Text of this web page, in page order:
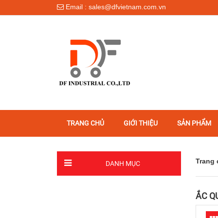
Email : sales@dfvietnam.com.vn
TRANG CHỦ GIỚI THIỆU SẢN PHẨM
Trang
ẮC
DANH MỤC